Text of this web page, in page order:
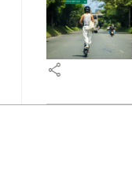
share